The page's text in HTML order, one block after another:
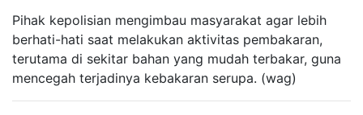
Pihak kepolisian mengimbau masyarakat agar lebih
berhati-hati saat melakukan aktivitas pembakaran,
terutama di sekitar bahan yang mudah terbakar, guna
mencegah terjadinya kebakaran serupa. (wag)